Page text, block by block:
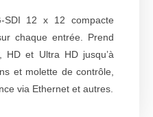
SDI 12 x 12 compacte
chaque entrée. Prend
et Ultra HD jusqu’à
et molette de contrôle,
via Ethernet et autres.